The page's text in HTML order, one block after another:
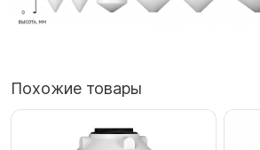
Похожие товары